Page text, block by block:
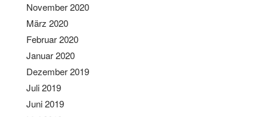
November 2020
März 2020
Februar 2020
Januar 2020
Dezember 2019
Juli 2019
Juni 2019